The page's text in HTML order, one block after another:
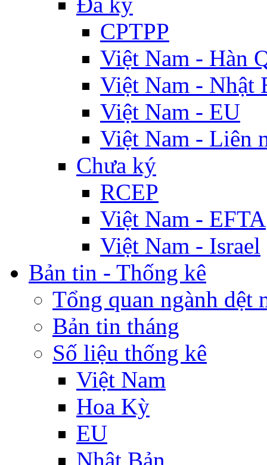
CPTPP
Việt Nam - Hàn
Việt Nam - Nhật
Việt Nam - EU
Việt Nam - Liên
Chưa ký
RCEP
Việt Nam - EFTA
Việt Nam - Israel
Bản tin - Thống kê
Tổng quan ngành dệt
Bản tin tháng
Số liệu thống kê
Việt Nam
Hoa Kỳ
EU